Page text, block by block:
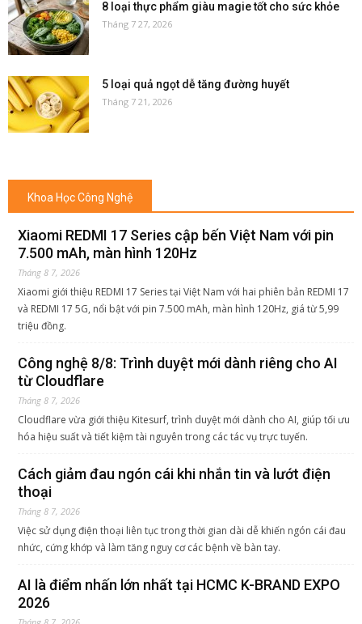
8 loại thực phẩm giàu magie tốt cho sức khỏe
Tháng 7 27, 2026
5 loại quả ngọt dễ tăng đường huyết
Tháng 7 21, 2026
Khoa Học Công Nghệ
Xiaomi REDMI 17 Series cập bến Việt Nam với pin
7.500 mAh, màn hình 120Hz
Tháng 8 7, 2026
Xiaomi giới thiệu REDMI 17 Series tại Việt Nam với hai phiên bản REDMI 17
và REDMI 17 5G, nổi bật với pin 7.500 mAh, màn hình 120Hz, giá từ 5,99
triệu đồng.
Công nghệ 8/8: Trình duyệt mới dành riêng cho AI
từ Cloudflare
Tháng 8 7, 2026
Cloudflare vừa giới thiệu Kitesurf, trình duyệt mới dành cho AI, giúp tối ưu
hóa hiệu suất và tiết kiệm tài nguyên trong các tác vụ trực tuyến.
Cách giảm đau ngón cái khi nhắn tin và lướt điện
thoại
Tháng 8 7, 2026
Việc sử dụng điện thoại liên tục trong thời gian dài dễ khiến ngón cái đau
nhức, cứng khớp và làm tăng nguy cơ các bệnh về bàn tay.
AI là điểm nhấn lớn nhất tại HCMC K-BRAND EXPO
2026